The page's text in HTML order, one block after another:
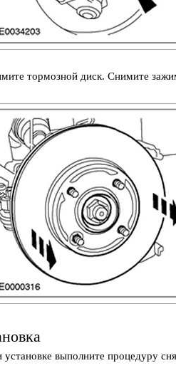
тормозной диск. Снимите
выполните процедуру